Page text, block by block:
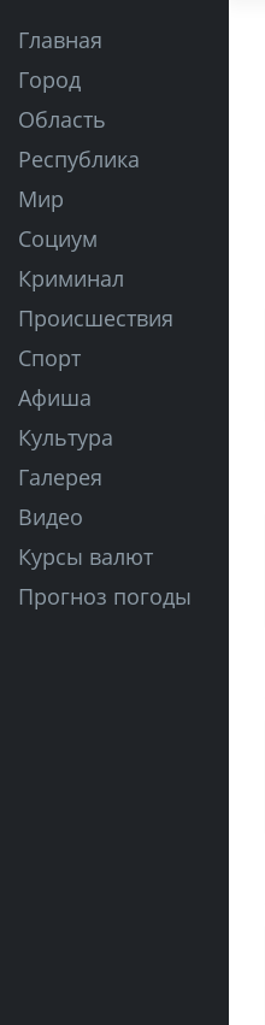
Главная
Город
Область
Республика
Мир
Социум
Криминал
Происшествия
Спорт
Афиша
Культура
Галерея
Видео
Курсы валют
Прогноз погоды